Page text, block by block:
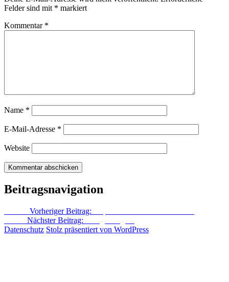
Felder sind mit * markiert
Kommentar *
Name *
E-Mail-Adresse *
Website
Beitragsnavigation
Vorheriger Beitrag:
Nächster Beitrag:
Datenschutz Stolz präsentiert von WordPress